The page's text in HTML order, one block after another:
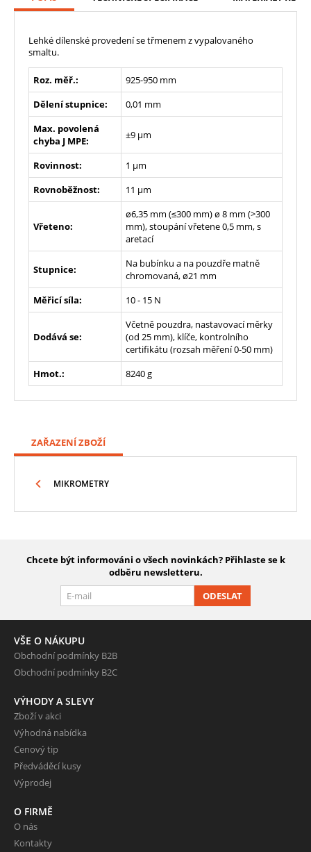
Lehké dílenské provedení se třmenem z vypalovaného
smaltu.
Roz. měř.:
925-950 mm
Dělení stupnice:
0,01 mm
Max. povolená
chyba J MPE:
±9 µm
Rovinnost:
1 µm
Rovnoběžnost:
11 µm
Vřeteno:
ø6,35 mm (≤300 mm) ø 8 mm (>300
mm), stoupání vřetene 0,5 mm, s
aretací
Stupnice:
Na bubínku a na pouzdře matně
chromovaná, ø21 mm
Měřicí síla:
10 - 15 N
Dodává se:
Včetně pouzdra, nastavovací měrky
(od 25 mm), klíče, kontrolního
certifikátu (rozsah měření 0-50 mm)
Hmot.:
8240 g
ZAŘAZENÍ ZBOŽÍ
MIKROMETRY
Chcete být informováni o všech novinkách? Přihlaste se k
odběru newsletteru.
ODESLAT
VŠE O NÁKUPU
Obchodní podmínky B2B
Obchodní podmínky B2C
VÝHODY A SLEVY
Zboží v akci
Výhodná nabídka
Cenový tip
Předváděcí kusy
Výprodej
O FIRMĚ
O nás
Kontakty